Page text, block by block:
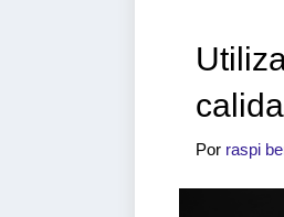
Por raspi